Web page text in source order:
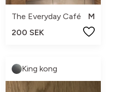
The Everyday Café
M
200 SEK
King kong